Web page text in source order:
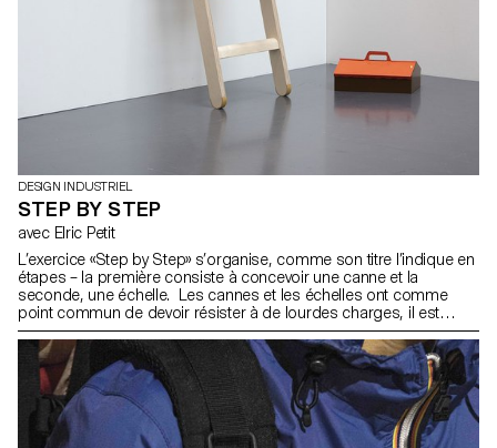
DESIGN INDUSTRIEL
STEP BY STEP
avec Elric Petit
L’exercice «Step by Step» s’organise, comme son titre l’indique en
étapes – la première consiste à concevoir une canne et la
seconde, une échelle. Les cannes et les échelles ont comme
point commun de devoir résister à de lourdes charges, il est
cependant possible de les dessiner avec beaucoup de soin.